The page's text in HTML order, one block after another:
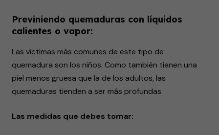
Previniendo quemaduras con líquidos
calientes o vapor:
Las víctimas más comunes de este tipo de
quemadura son los niños. Como también tienen una
piel menos gruesa que la de los adultos, las
quemaduras tienden a ser más profundas.
Las medidas que debes tomar: